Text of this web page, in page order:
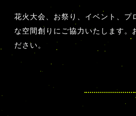
花火大会、お祭り、イベント、プ
な空間創りにご協力いたします。
ださい。